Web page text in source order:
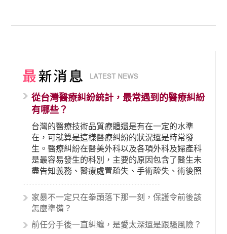
從台灣醫療糾紛統計，最常遇到的醫療糾紛
有哪些？
台灣的醫療技術品質療體還是有在一定的水準
在，可就算是這樣醫療糾紛的狀況還是時常發
生。醫療糾紛在醫美外科以及各項外科及婦產科
是最容易發生的科別，主要的原因包含了醫生未
盡告知義務、醫療處置疏失、手術疏失、術後照
顧失當、醫療費用的收取。雖然醫學進步，但醫
生與病患之間引起的糾紛還是經常發生。很多案
例中最後都走向訴訟流程，我們如果不幸遇到相
的內容其實非常多，有些案例…
家暴不一定只在拳頭落下那一刻，保護令前後該
怎麼準備？
前任分手後一直糾纏，是愛太深還是跟騷風險？